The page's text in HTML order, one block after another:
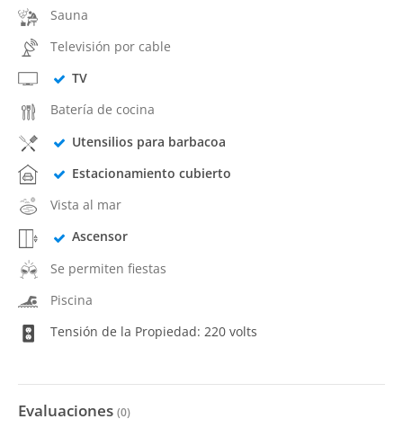
Sauna
Televisión por cable
TV
Batería de cocina
Utensilios para barbacoa
Estacionamiento cubierto
Vista al mar
Ascensor
Se permiten fiestas
Piscina
Tensión de la Propiedad: 220 volts
Evaluaciones (0)